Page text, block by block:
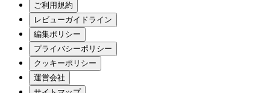
ご利用規約
レビューガイドライン
編集ポリシー
プライバシーポリシー
クッキーポリシー
運営会社